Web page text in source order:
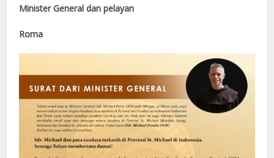
Minister General dan pelayan
Roma